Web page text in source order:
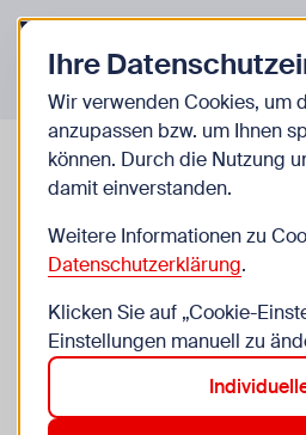
Zurück zur Startseite
Veranstaltungen
AUSGEBUCHT GRATIS
Bastel dein eigenes Brettspiel
ab Di, 11.8. bis Do, 13.8.
8 bis 13 Jahre, nur für
Spielraum der
Ihre
Wir verwenden Cookies, um
anzupassen bzw. um Ihnen
können. Durch die Nutzung
damit einverstanden.
Weitere Informationen zu
Datenschutzerklärung.
Klicken Sie auf „Cookie-
Einstellungen manuell zu